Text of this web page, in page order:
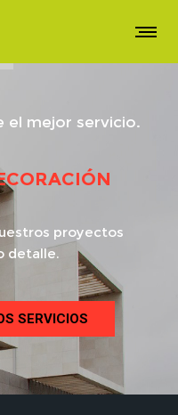
proyectos
detalle.
SERVICIOS
el mejor servicio.